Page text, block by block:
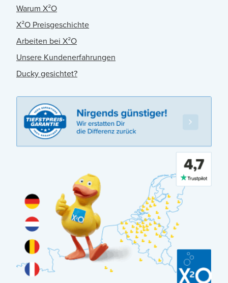
Warum X²O
X²O Preisgeschichte
Arbeiten bei X²O
Unsere Kundenerfahrungen
Ducky gesichtet?